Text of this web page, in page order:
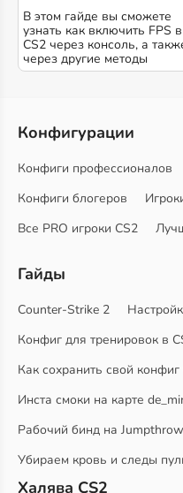
В этом гайде вы сможете
узнать как включить FPS в
CS2 через консоль, а
через другие методы
Конфигурации
Конфиги профессионалов
Конфиги блогеров
Все PRO игроки CS2
Гайды
Counter-Strike 2
Конфиг для тренировок в
Как сохранить свой конфиг
Инста смоки на карте
Рабочий бинд на Jumpthrow
Убираем кровь и следы
Халява CS2